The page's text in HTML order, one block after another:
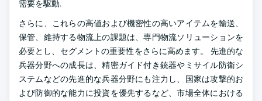
需要を駆動.
さらに、これらの高値および機密性の高いアイテムを輸送、
保管、維持する物流上の課題は、専門物流ソリューションを
必要とし、セグメントの重要性をさらに高めます。 先進的な
兵器分野への成長は、精密ガイド付き銃器やミサイル防衛シ
ステムなどの先進的な兵器分野にも注力し、国家は攻撃的お
よび防御的な能力に投資を優先するなど、市場全体における